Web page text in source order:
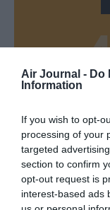
Air Journal - Do
Information
If you wish to opt-
processing of your
targeted
section to confirm
opt-out request is
interest-based ads
Bencelloa
Fiabilité du
dans un